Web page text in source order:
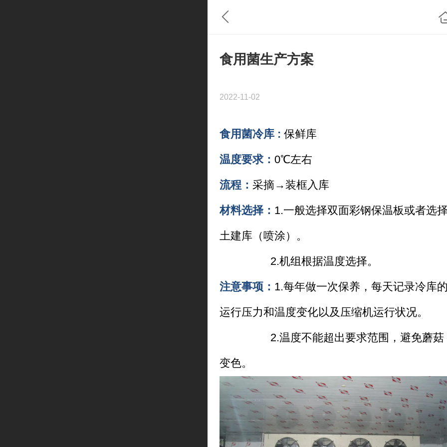
食用菌生产方案
2022-11-02
食用菌冷库 : 保鲜库
温度要求： 0℃左右
流程： 采摘→装框入库
材料选择： 1.一般选择双面彩钢保温板或者选
土建库（喷涂）。
2.机组根据温度选择。
注意事项： 1.每年做一次保养，每天记录冷库
运行压力和温度变化以及压缩机运行状况。
2.温度不能超出要求范围，避免蘑菇
变色。